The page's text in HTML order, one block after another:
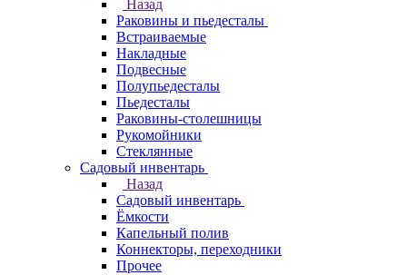
Назад
Раковины и пьедесталы
Встраиваемые
Накладные
Подвесные
Полупьедесталы
Пьедесталы
Раковины-столешницы
Рукомойники
Стеклянные
Садовый инвентарь
Назад
Садовый инвентарь
Ёмкости
Капельный полив
Коннекторы, переходники
Прочее